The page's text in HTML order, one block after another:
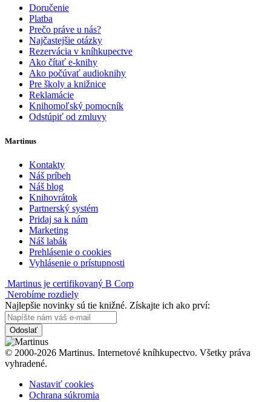
Doručenie
Platba
Prečo práve u nás?
Najčastejšie otázky
Rezervácia v kníhkupectve
Ako čítať e-knihy
Ako počúvať audioknihy
Pre školy a knižnice
Reklamácie
Knihomoľský pomocník
Odstúpiť od zmluvy
Martinus
Kontakty
Náš príbeh
Náš blog
Knihovrátok
Partnerský systém
Pridaj sa k nám
Marketing
Náš labák
Prehlásenie o cookies
Vyhlásenie o prístupnosti
Martinus je certifikovaný B Corp
Nerobíme rozdiely
Najlepšie novinky sú tie knižné. Získajte ich ako prví:
Odoslať
© 2000-2026 Martinus. Internetové kníhkupectvo. Všetky práva
vyhradené.
Nastaviť cookies
Ochrana súkromia